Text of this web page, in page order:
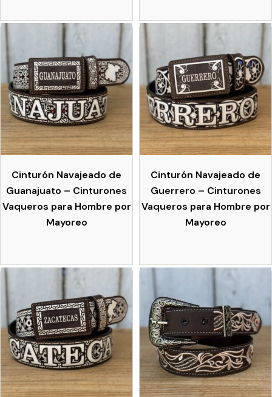
Cinturón Navajeado de
Guanajuato – Cinturones
Vaqueros para Hombre por
Mayoreo
Cinturón Navajeado de
Guerrero – Cinturones
Vaqueros para Hombre por
Mayoreo